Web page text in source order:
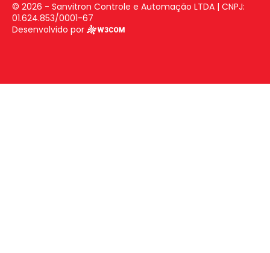
© 2026 - Sanvitron Controle e Automação LTDA | CNPJ:
01.624.853/0001-67
Desenvolvido por